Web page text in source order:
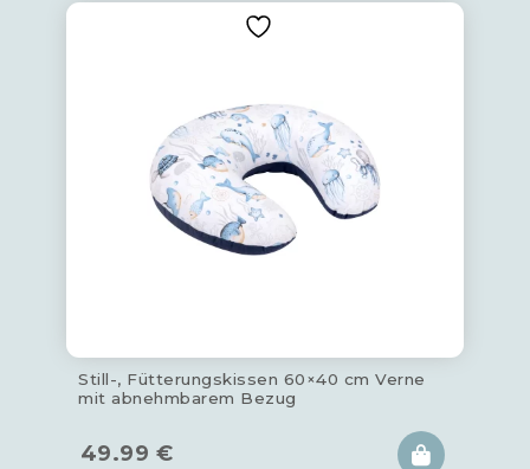
Still-, Fütterungskissen 60×40 cm Verne
mit abnehmbarem Bezug
49.99 €